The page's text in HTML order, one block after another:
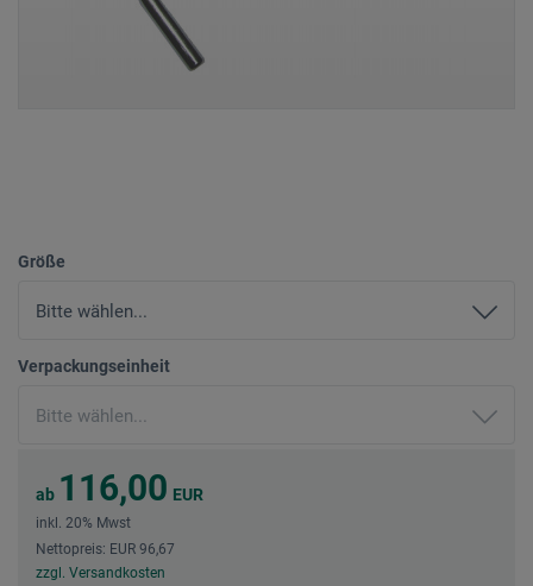
Größe
Verpackungseinheit
ab 116,00 EUR
inkl. 20% Mwst
Nettopreis: EUR 96,67
zzgl. Versandkosten